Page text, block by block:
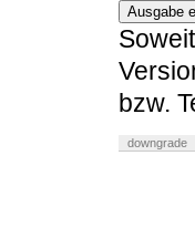
Ausgabe
bzw.
downgrade